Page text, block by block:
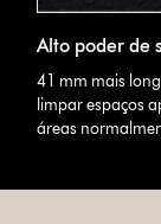
Alto poder de
41 mm mais
limpar espaços
áreas